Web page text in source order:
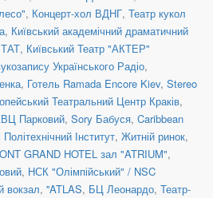
, Концерт-хол ВДНГ, Театр кукол
, Київський академічний драматичний
, Київський Театр "АКТЕР"
Українського Радіо,
, Готель Ramada Encore Kiev, Stereo
Театральний Центр Краків,
Парковий, Sory Бабуся, Caribbean
Інститут, Житній ринок,
GRAND HOTEL зал "ATRIUM",
, НСК "Олімпійський" / NSC
вокзал, ''ATLAS, БЦ Леонардо, Театр-